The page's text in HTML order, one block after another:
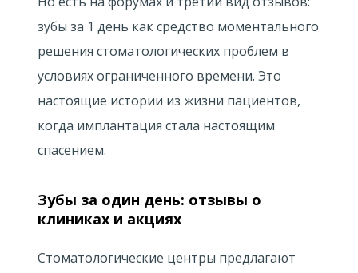
зубы за 1 день как средство моментального
решения стоматологических проблем в
условиях ограниченного времени. Это
настоящие истории из жизни пациентов,
когда имплантация стала настоящим
спасением.
Зубы за один день: отзывы о
клиниках и акциях
Стоматологические центры предлагают